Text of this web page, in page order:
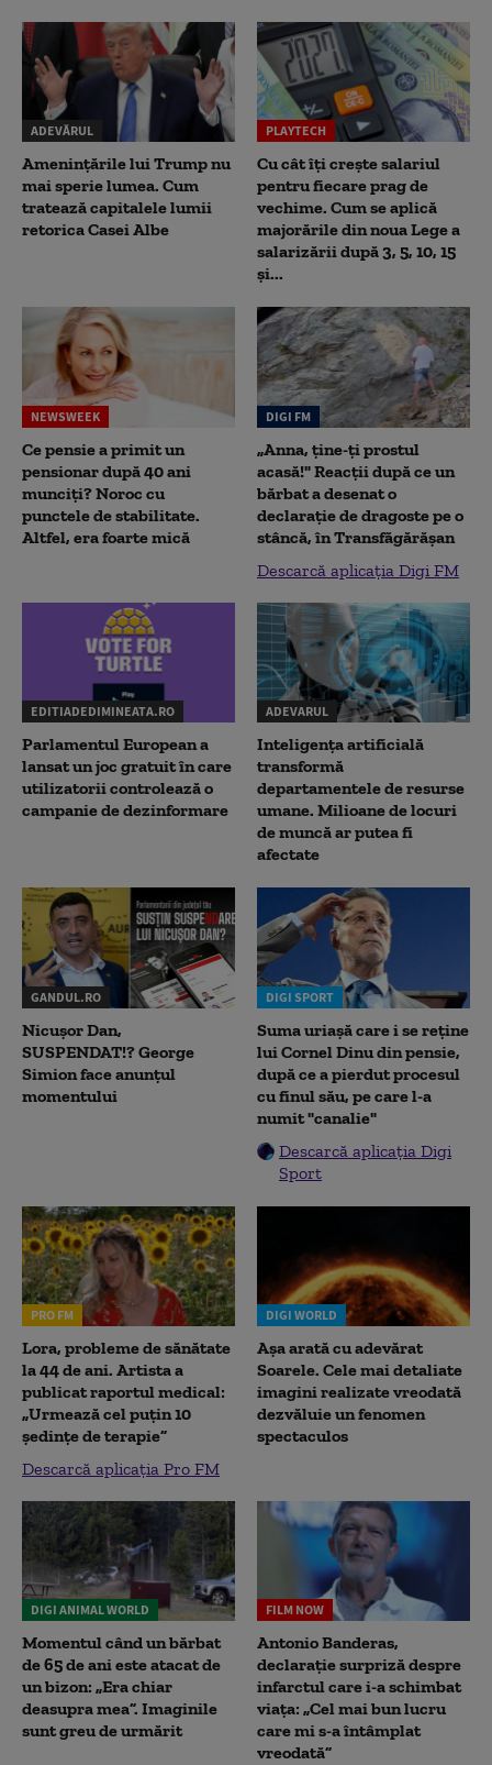
ADEVĂRUL
Amenințările lui Trump nu
mai sperie lumea. Cum
tratează capitalele lumii
retorica Casei Albe
PLAYTECH
Cu cât îți crește salariul
pentru fiecare prag de
vechime. Cum se aplică
majorările din noua Lege a
salarizării după 3, 5, 10, 15
și...
NEWSWEEK
Ce pensie a primit un
pensionar după 40 ani
munciți? Noroc cu
punctele de stabilitate.
Altfel, era foarte mică
DIGI FM
„Anna, ţine-ţi prostul
acasă!" Reacţii după ce un
bărbat a desenat o
declaraţie de dragoste pe o
stâncă, în Transfăgărăşan
Descarcă aplicația Digi FM
EDITIADEDIMINEATA.RO
Parlamentul European a
lansat un joc gratuit în care
utilizatorii controlează o
campanie de dezinformare
ADEVARUL
Inteligența artificială
transformă
departamentele de resurse
umane. Milioane de locuri
de muncă ar putea fi
afectate
GANDUL.RO
Nicușor Dan,
SUSPENDAT!? George
Simion face anunțul
momentului
DIGI SPORT
Suma uriașă care i se reține
lui Cornel Dinu din pensie,
după ce a pierdut procesul
cu finul său, pe care l-a
numit "canalie"
Descarcă aplicația Digi
Sport
PRO FM
Lora, probleme de sănătate
la 44 de ani. Artista a
publicat raportul medical:
„Urmează cel puțin 10
ședințe de terapie”
Descarcă aplicația Pro FM
DIGI WORLD
Așa arată cu adevărat
Soarele. Cele mai detaliate
imagini realizate vreodată
dezvăluie un fenomen
spectaculos
DIGI ANIMAL WORLD
Momentul când un bărbat
de 65 de ani este atacat de
un bizon: „Era chiar
deasupra mea”. Imaginile
sunt greu de urmărit
FILM NOW
Antonio Banderas,
declarație surpriză despre
infarctul care i-a schimbat
viața: „Cel mai bun lucru
care mi s-a întâmplat
vreodată”